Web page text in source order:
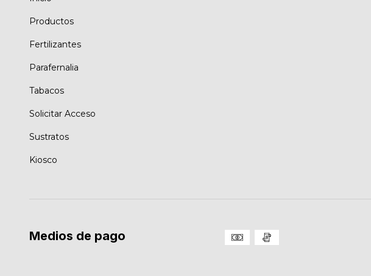
Productos
Fertilizantes
Parafernalia
Tabacos
Solicitar Acceso
Sustratos
Kiosco
Medios de pago